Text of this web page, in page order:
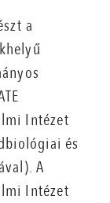
a
Intézet
és
A
Intézet